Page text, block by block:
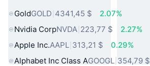
GoldGOLD 4341,45 $
2.07%
Nvidia CorpNVDA 223,77 $
2.27%
Apple Inc.AAPL 313,21 $
0.29%
Alphabet Inc Class AGOOGL 354,79 $